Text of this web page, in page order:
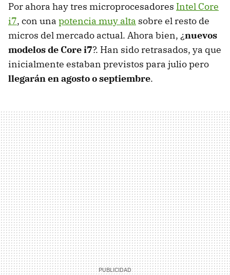
Por ahora hay tres microprocesadores Intel Core
i7, con una potencia muy alta sobre el resto de
micros del mercado actual. Ahora bien, ¿nuevos
modelos de Core i7?. Han sido retrasados, ya que
inicialmente estaban previstos para julio pero
llegarán en agosto o septiembre.